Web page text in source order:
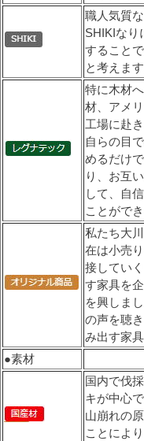
職人気質
SHIKIなり
すること
と考えます
特に木材
材、アメ
工場に赴
自らの目
めるだけ
り、お互
して、自
ことがで
私たち大
在は小売
接してい
す家具を
を興しま
の声を聴
み出す家
●素材
国内で伐
キが中心
山崩れの
ことによ